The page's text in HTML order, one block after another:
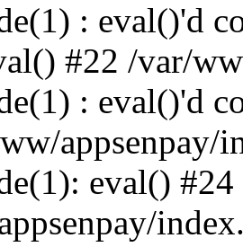
: eval()'d
#22 /var/
: eval()'d
appsenpay/
eval() #24